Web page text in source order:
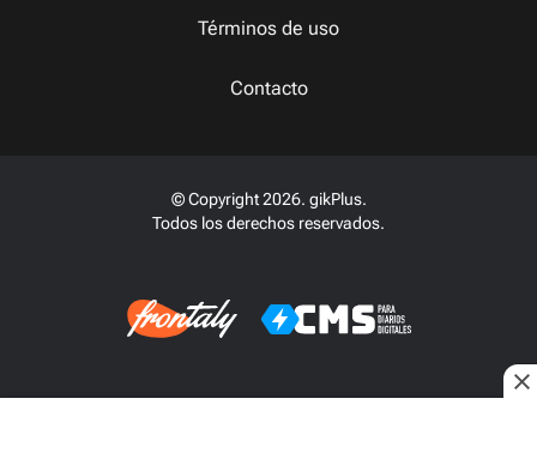
Términos de uso
Contacto
© Copyright 2026. gikPlus.
Todos los derechos reservados.